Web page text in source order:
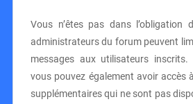
Vous n’êtes pas dans l’obligation
administrateurs du forum peuvent
messages aux utilisateurs
vous pouvez également avoir accès
supplémentaires qui ne sont pas